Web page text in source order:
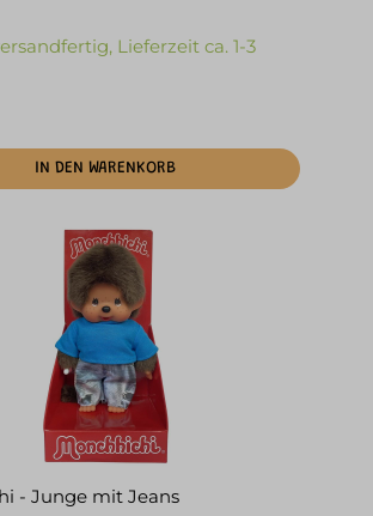
Lieferzeit ca. 1-3
IN DEN WARENKORB
- Junge mit Jeans